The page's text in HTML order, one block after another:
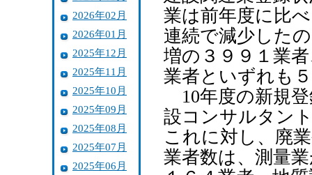
2026年02月
2026年01月
2025年12月
2025年11月
2025年10月
2025年09月
2025年08月
2025年07月
2025年06月
業は前年度に比
連続で減少した
増の３９９１業
業者といずれも
10年度の新規登
設コンサルタン
これに対し、廃
業者数は、測量